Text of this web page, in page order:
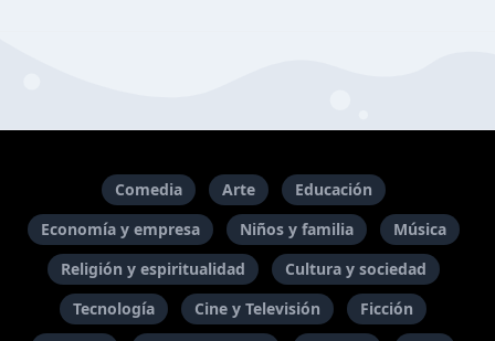
Comedia Arte
Educación
Economía y empresa
Niños y familia
Música
Religión y espiritualidad
Cultura y sociedad
Tecnología
Cine y Televisión
Ficción